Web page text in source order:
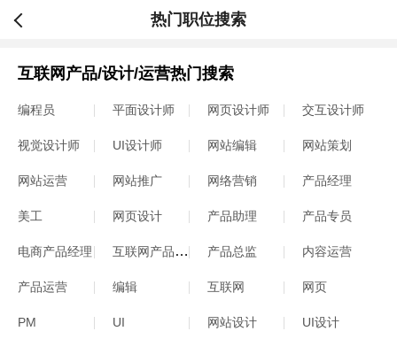
热门职位搜索
互联网产品/设计/运营热门搜索
编程员 平面设计师 网页设计师 交互设计师
视觉设计师 UI设计师 网站编辑 网站策划
网站运营 网站推广 网络营销 产品经理
美工 网页设计 产品助理 产品专员
电商产品经理 互联网产品经理 产品总监 内容运营
产品运营 编辑 互联网 网页
PM UI 网站设计 UI设计